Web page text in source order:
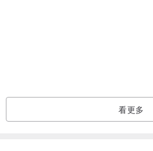
尺寸：16"
材質：925銀、紫水晶
看更多